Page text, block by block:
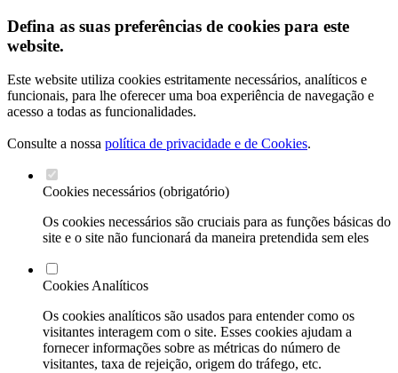
Defina as suas preferências de cookies para este
website.
Este website utiliza cookies estritamente necessários, analíticos e
funcionais, para lhe oferecer uma boa experiência de navegação e
acesso a todas as funcionalidades.
Consulte a nossa política de privacidade e de Cookies.
Cookies necessários (obrigatório)
Os cookies necessários são cruciais para as funções básicas do
site e o site não funcionará da maneira pretendida sem eles
Cookies Analíticos
Os cookies analíticos são usados para entender como os
visitantes interagem com o site. Esses cookies ajudam a
fornecer informações sobre as métricas do número de
visitantes, taxa de rejeição, origem do tráfego, etc.